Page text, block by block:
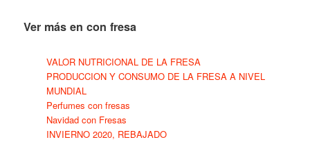
Ver más en con fresa
VALOR NUTRICIONAL DE LA FRESA
PRODUCCION Y CONSUMO DE LA FRESA A NIVEL
MUNDIAL
Perfumes con fresas
Navidad con Fresas
INVIERNO 2020, REBAJADO